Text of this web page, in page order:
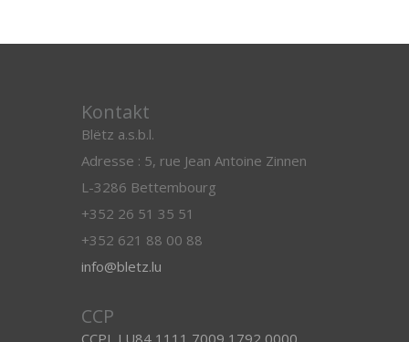
Kontakt
Blëtz a.s.b.l.
Adresse : 5, rue Jean Antoine Zinnen
L-3286 Bettembourg
+352 26 51 35 51
+352 621 88 00 88
info@bletz.lu
CCP
CCPL LU84 1111 7009 1792 0000